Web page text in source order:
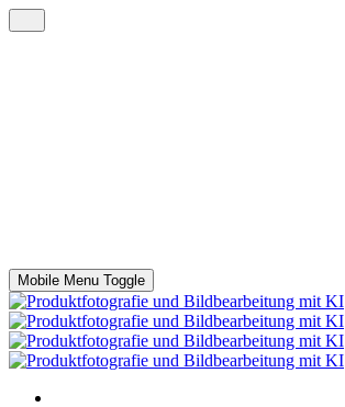
Mobile Menu Toggle